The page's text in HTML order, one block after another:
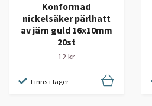
Konformad
nickelsäker pärlhatt
av järn guld 16x10mm
20st
12 kr
Finns i lager